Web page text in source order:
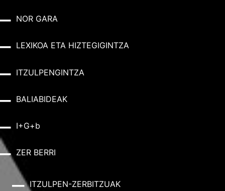
NOR GARA
LEXIKOA ETA HIZTEGIGINTZA
ITZULPENGINTZA
BALIABIDEAK
I+G+b
ZER BERRI
ITZULPEN-ZERBITZUAK